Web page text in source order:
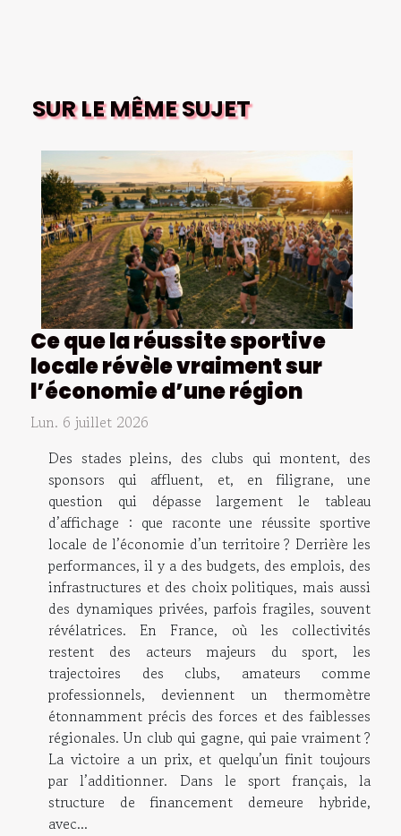
SUR LE MÊME SUJET
Ce que la réussite sportive
locale révèle vraiment sur
l’économie d’une région
Lun. 6 juillet 2026
Des stades pleins, des clubs qui montent, des
sponsors qui affluent, et, en filigrane, une
question qui dépasse largement le tableau
d’affichage : que raconte une réussite sportive
locale de l’économie d’un territoire ? Derrière les
performances, il y a des budgets, des emplois, des
infrastructures et des choix politiques, mais aussi
des dynamiques privées, parfois fragiles, souvent
révélatrices. En France, où les collectivités
restent des acteurs majeurs du sport, les
trajectoires des clubs, amateurs comme
professionnels, deviennent un thermomètre
étonnamment précis des forces et des faiblesses
régionales. Un club qui gagne, qui paie vraiment ?
La victoire a un prix, et quelqu’un finit toujours
par l’additionner. Dans le sport français, la
structure de financement demeure hybride,
avec...